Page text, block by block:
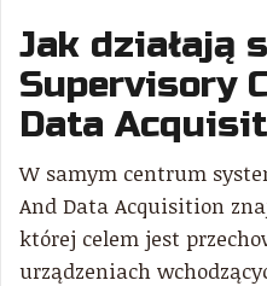
Jak działają
Supervisory
Data
W samym centrum
And Data Acquisition
której celem jest
urządzeniach